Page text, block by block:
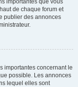
importantes que vous
de chaque forum et
publier des annonces
importantes concernant le
possible. Les annonces
lequel elles sont